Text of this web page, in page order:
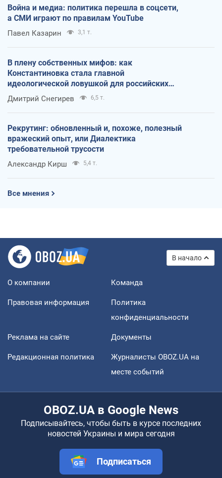
Война и медиа: политика перешла в соцсети,
а СМИ играют по правилам YouTube
Павел Казарин 3,1 т.
В плену собственных мифов: как
Константиновка стала главной
идеологической ловушкой для российских
оккупантов
Дмитрий Снегирев 6,5 т.
Рекрутинг: обновленный и, похоже, полезный
вражеский опыт, или Диалектика
требовательной трусости
Александр Кирш 5,4 т.
Все мнения
В начало
О компании Команда
Правовая информация
Политика
конфиденциальности
Реклама на сайте Документы
Редакционная политика
Журналисты OBOZ.UA на
месте событий
OBOZ.UA в Google News
Подписывайтесь, чтобы быть в курсе последних
новостей Украины и мира сегодня
Подписаться